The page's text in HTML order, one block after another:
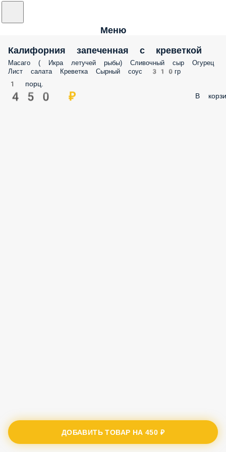
Меню
Калифорния запеченная с креветкой
Масаго ( Икра летучей рыбы) Сливочный сыр Огурец Лист салата
Креветка Сырный соус 310гр
1 порц.
450 ₽ В
ДОБАВИТЬ ТОВАР НА450 ₽